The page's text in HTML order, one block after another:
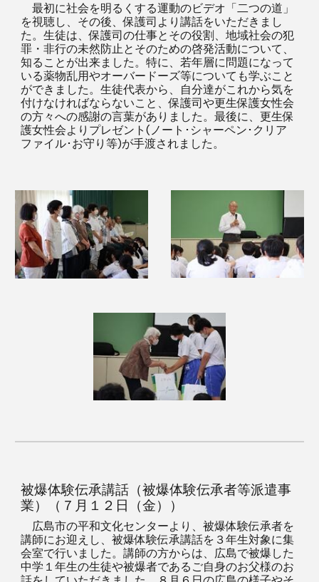
最初に社会を明るくする運動のビデオ「二つの道」
を視聴し、その後、保護司より講話をいただきまし
た。生徒は、保護司の仕事とその役割、地域社会の犯
罪・非行の未然防止とそのための啓発活動について、
知ることが出来ました。特に、若年層に問題になって
いる薬物乱用やオーバードーズ等についても学ぶこと
ができました。生徒代表から、自分達がこれから気を
付けなければならないこと、保護司や更生保護女性会
の方々への感謝の言葉がありました。最後に、更生保
護女性会よりプレゼント(ノート･シャーペン･クリア
ファイル･お守り等)が手渡されました。
被爆体験伝承講話（被爆体験伝承者等派遣事
業）（７月１２日（金））
広島市の平和文化センターより、被爆体験伝承者を
講師にお迎えし、被爆体験伝承講話を３年生対象に集
会室で行いました。講師の方からは、広島で被爆した
中学１年生の生徒や被爆者であるご自身のお父様のお